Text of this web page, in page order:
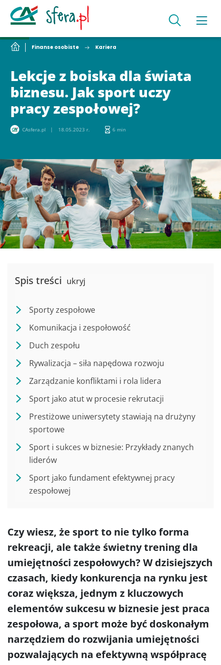
Finanse osobiste Kariera
Lekcje z boiska dla świata
biznesu. Jak sport uczy
pracy zespołowej?
CAsfera.pl 18.05.2023 r. 6 min
Spis treści ukryj
Sporty zespołowe
Komunikacja i zespołowość
Duch zespołu
Rywalizacja – siła napędowa rozwoju
Zarządzanie konfliktami i rola lidera
Sport jako atut w procesie rekrutacji
Prestiżowe uniwersytety stawiają na drużyny
sportowe
Sport i sukces w biznesie: Przykłady znanych
liderów
Sport jako fundament efektywnej pracy
zespołowej
Czy wiesz, że sport to nie tylko forma
rekreacji, ale także świetny trening dla
umiejętności zespołowych? W dzisiejszych
czasach, kiedy konkurencja na rynku jest
coraz większa, jednym z kluczowych
elementów sukcesu w biznesie jest praca
zespołowa, a sport może być doskonałym
narzędziem do rozwijania umiejętności
pozwalających na efektywną współpracę